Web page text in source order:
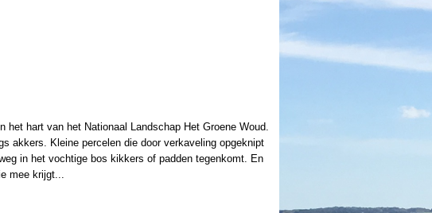
het hart van het Nationaal Landschap Het Groene Woud.
akkers. Kleine percelen die door verkaveling opgeknipt
in het vochtige bos kikkers of padden tegenkomt. En
mee krijgt...